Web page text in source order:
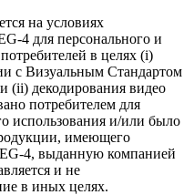
на условиях
4 для персонального и
в целях (i)
с Визуальным Стандартом
(ii) декодирования видео
потребителем для
использования и/или было
имеющего
4, выданную компанией
и не
в иных целях.